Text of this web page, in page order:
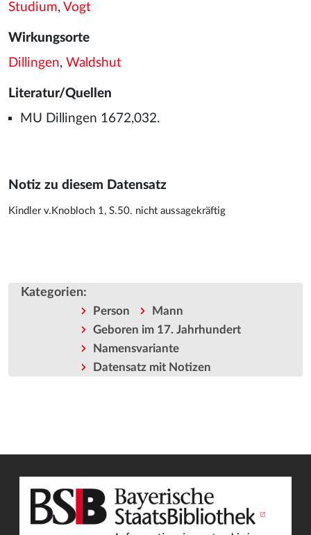
Studium, Vogt
Wirkungsorte
Dillingen, Waldshut
Literatur/Quellen
MU Dillingen 1672,032.
Notiz zu diesem Datensatz
Kindler v.Knobloch 1, S.50. nicht aussagekräftig
Kategorien:
Person
Mann
Geboren im 17. Jahrhundert
Namensvariante
Datensatz mit Notizen